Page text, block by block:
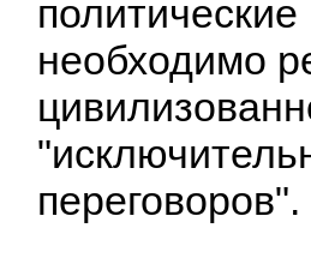
необходимо
переговоров".